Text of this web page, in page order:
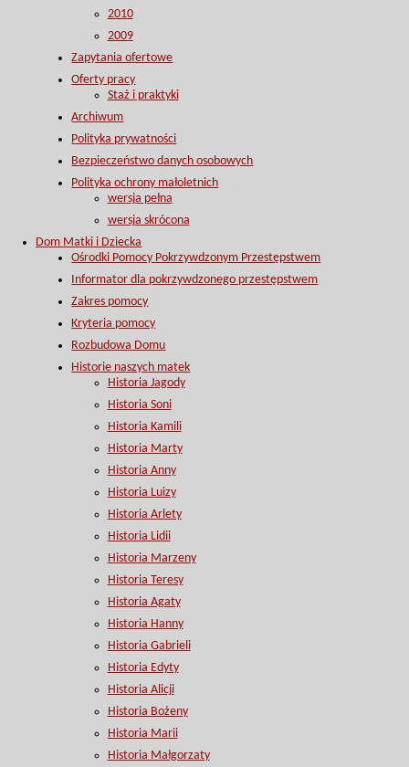
2010
2009
Zapytania ofertowe
Oferty pracy
Staż i praktyki
Archiwum
Polityka prywatności
Bezpieczeństwo danych osobowych
Polityka ochrony małoletnich
wersja pełna
wersja skrócona
Dom Matki i Dziecka
Ośrodki Pomocy Pokrzywdzonym Przestępstwem
Informator dla pokrzywdzonego przestępstwem
Zakres pomocy
Kryteria pomocy
Rozbudowa Domu
Historie naszych matek
Historia Jagody
Historia Soni
Historia Kamili
Historia Marty
Historia Anny
Historia Luizy
Historia Arlety
Historia Lidii
Historia Marzeny
Historia Teresy
Historia Agaty
Historia Hanny
Historia Gabrieli
Historia Edyty
Historia Alicji
Historia Bożeny
Historia Marii
Historia Małgorzaty